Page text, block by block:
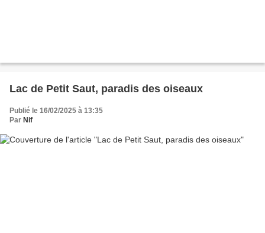
Lac de Petit Saut, paradis des oiseaux
Publié le 16/02/2025 à 13:35
Par Nif